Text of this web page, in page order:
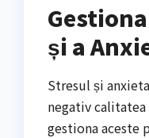
și a
Stresul și
negativ
gestiona aceste